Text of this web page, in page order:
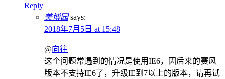
Reply
美博园 says:
2018年7月5日 at 15:48
@向往
这个问题常遇到的情况是使用IE6，因后来的赛风
版本不支持IE6了，升级IE到7以上的版本，请再试